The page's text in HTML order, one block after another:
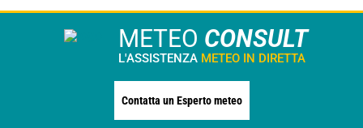
METEO CONSULT
L'ASSISTENZA METEO IN DIRETTA
Contatta un Esperto meteo